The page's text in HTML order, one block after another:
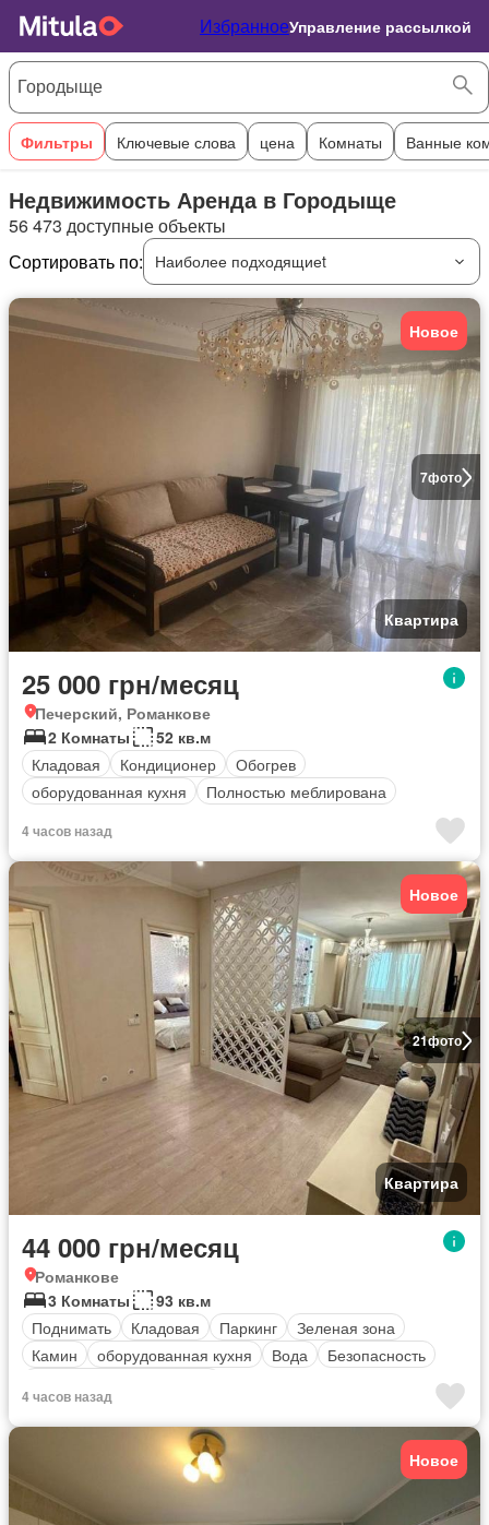
ИзбранноеУправление рассылкой
Фильтры Ключевые слова цена Комнаты Ванные
Недвижимость Аренда в Городыще
56 473 доступные объекты
Сортировать по:
Наиболее подходящиеt
7фото
Новое
Квартира
25 000 грн/месяц
Печерский, Романкове
2 Комнаты
52 кв.м
Кладовая
Кондиционер
Обогрев
оборудованная кухня
Полностью меблирована
4 часов назад
21фото
Новое
Квартира
44 000 грн/месяц
Романкове
3 Комнаты
93 кв.м
Поднимать
Кладовая Паркинг
Зеленая зона
Камин
оборудованная кухня Вода
Безопасность
4 часов назад
Новое